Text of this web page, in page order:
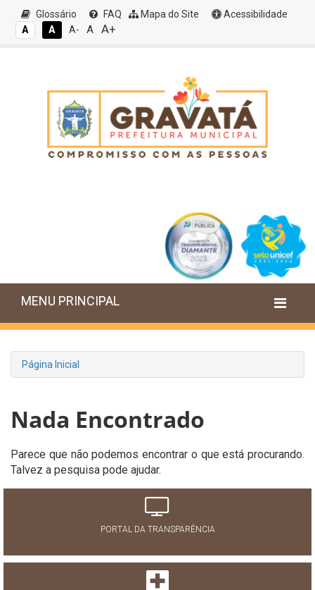
Glossário FAQ Mapa do Site
Acessibilidade
A
A A- A A+
MENU PRINCIPAL
Página Inicial
Nada Encontrado
Parece que não podemos encontrar o que está procurando.
Talvez a pesquisa pode ajudar.
PORTAL DA TRANSPARÊNCIA